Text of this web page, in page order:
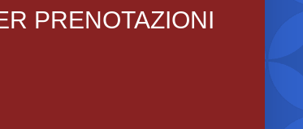
PRENOTAZIONI